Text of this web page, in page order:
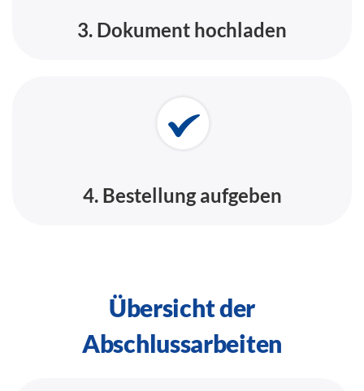
3. Dokument hochladen
4. Bestellung aufgeben
Übersicht der
Abschlussarbeiten